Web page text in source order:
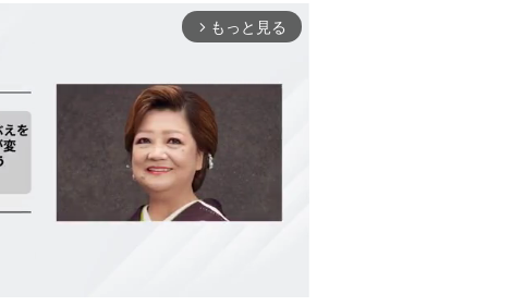
arrow_forward_ios もっと見る